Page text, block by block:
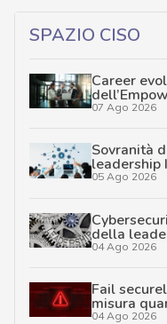
SPAZIO CISO
Career
07 Ago 2026
Sovranità
leadership
05 Ago 2026
della
04 Ago 2026
Fail
misura
04 Ago 2026